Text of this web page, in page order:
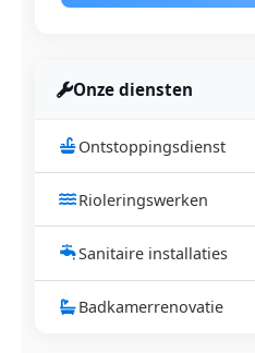
Onze diensten
Ontstoppingsdienst
Rioleringswerken
Sanitaire installaties
Badkamerrenovatie